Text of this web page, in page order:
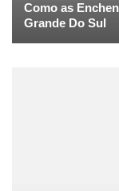
Como as
Grande Do Sul